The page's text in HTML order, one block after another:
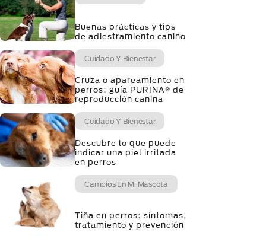
Buenas prácticas y tips
de adiestramiento canino
Cuidado Y Bienestar
Cruza o apareamiento en
perros: guía PURINA® de
reproducción canina
Cuidado Y Bienestar
Descubre lo que puede
indicar una piel irritada
en perros
Cambios En Mi Mascota
Tiña en perros: síntomas,
tratamiento y prevención